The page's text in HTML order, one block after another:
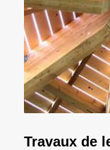
Travaux de